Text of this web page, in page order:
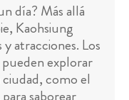
día? Más allá
Kaohsiung
atracciones. Los
explorar
como el